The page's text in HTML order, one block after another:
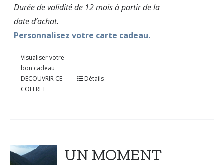
Durée de validité de 12 mois à partir de la
date d’achat.
Personnalisez votre carte cadeau.
Visualiser votre
bon cadeau
DECOUVRIR CE
COFFRET
Détails
UN MOMENT